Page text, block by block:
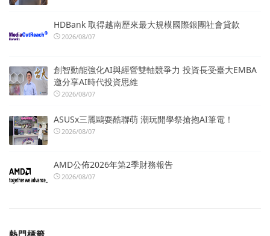
HDBank 取得越南歷來最大規模國際銀團社會貸款
2026/08/07
創智動能強化AI與經營雙軸競爭力 投資長受臺大EMBA
邀分享AI時代投資思維
2026/08/07
ASUSx三麗鷗耍酷聯萌 潮玩開學祭搶抱AI筆電！
2026/08/07
AMD公佈2026年第2季財務報告
2026/08/07